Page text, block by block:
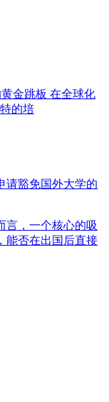
金跳板 在全球化
的培
请豁免国外大学的
言，一个核心的吸
能否在出国后直接